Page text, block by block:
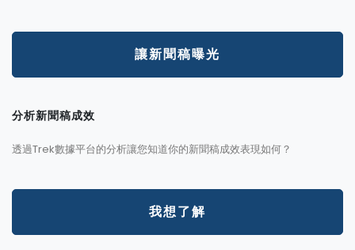
讓新聞稿曝光
分析新聞稿成效
透過Trek數據平台的分析讓您知道你的新聞稿成效表現如何？
我想了解